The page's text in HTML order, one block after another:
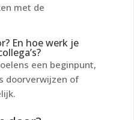
met de
En hoe werk je
een beginpunt,
doorverwijzen of